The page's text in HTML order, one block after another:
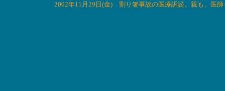
2002年11月29日(金) 割り箸事故の医療訴訟。親も、医師